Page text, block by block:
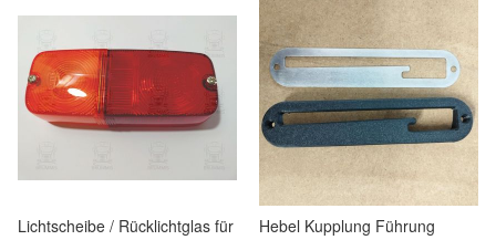
Lichtscheibe / Rücklichtglas für
Hebel Kupplung Führung